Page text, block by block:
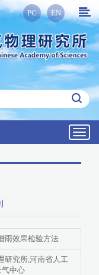
PC EN
雨效果检验方法
研究所,河南省人工
气中心